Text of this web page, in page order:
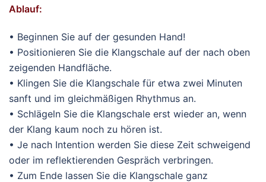
Ablauf:
• Beginnen Sie auf der gesunden Hand!
• Positionieren Sie die Klangschale auf der nach oben
zeigenden Handfläche.
• Klingen Sie die Klangschale für etwa zwei Minuten
sanft und im gleichmäßigen Rhythmus an.
• Schlägeln Sie die Klangschale erst wieder an, wenn
der Klang kaum noch zu hören ist.
• Je nach Intention werden Sie diese Zeit schweigend
oder im reflektierenden Gespräch verbringen.
• Zum Ende lassen Sie die Klangschale ganz